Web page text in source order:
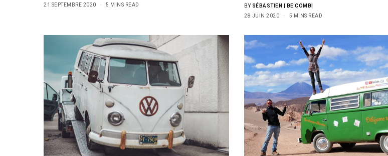
21 SEPTEMBRE 2020
5 MINS READ BY SÉBASTIEN | BE COMBI
28 JUIN 2020
5 MINS READ